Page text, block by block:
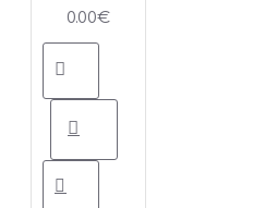
0.00€